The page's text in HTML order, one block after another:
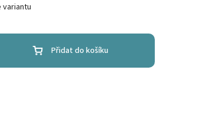
variantu
Přidat do košíku